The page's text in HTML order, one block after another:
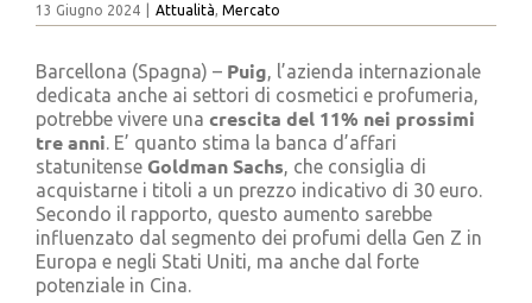
CONTATTI
Cerca
per:
13 Giugno 2024 Attualità, Mercato
Barcellona (Spagna) – Puig, l’azienda internazionale
dedicata anche ai settori di cosmetici e profumeria,
potrebbe vivere una crescita del 11% nei prossimi
tre anni. E’ quanto stima la banca d’affari
statunitense Goldman Sachs, che consiglia di
acquistarne i titoli a un prezzo indicativo di 30 euro.
Secondo il rapporto, questo aumento sarebbe
influenzato dal segmento dei profumi della Gen Z in
Europa e negli Stati Uniti, ma anche dal forte
potenziale in Cina.